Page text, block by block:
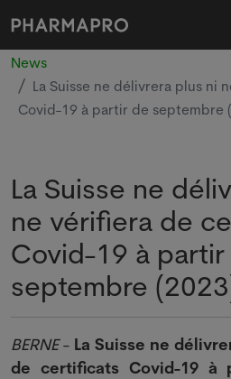
News
La Suisse ne délivrera plus ni
Covid-19 à partir de septembre
La Suisse ne
ne vérifiera de
Covid-19 à
septembre
BERNE- La Suisse ne
de certificats Covid-19 à